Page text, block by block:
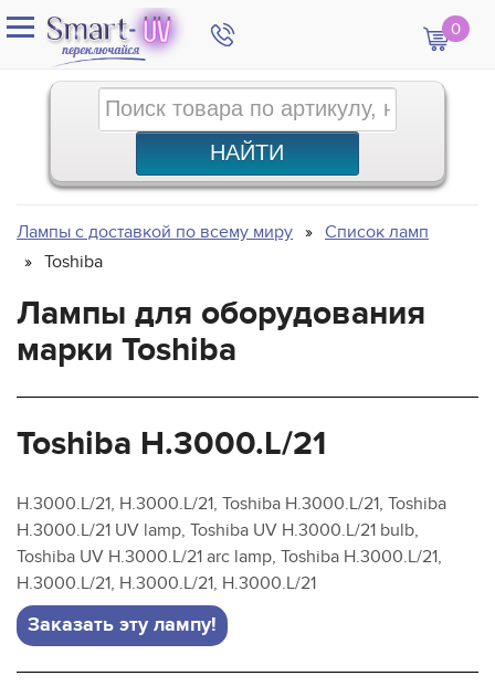
0
Лампы с доставкой по всему миру
Список ламп
Toshiba
Лампы для оборудования
марки Toshiba
Toshiba H.3000.L/21
H.3000.L/21, H.3000.L/21, Toshiba H.3000.L/21, Toshiba
H.3000.L/21 UV lamp, Toshiba UV H.3000.L/21 bulb,
Toshiba UV H.3000.L/21 arc lamp, Toshiba H.3000.L/21,
H.3000.L/21, H.3000.L/21, H.3000.L/21
Заказать эту лампу!